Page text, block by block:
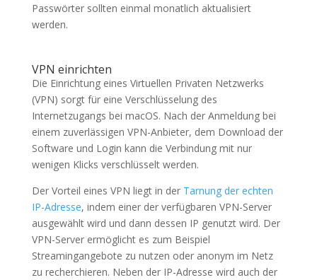
Passwörter sollten einmal monatlich aktualisiert
werden.
VPN einrichten
Die Einrichtung eines Virtuellen Privaten Netzwerks
(VPN) sorgt für eine Verschlüsselung des
Internetzugangs bei macOS. Nach der Anmeldung bei
einem zuverlässigen VPN-Anbieter, dem Download der
Software und Login kann die Verbindung mit nur
wenigen Klicks verschlüsselt werden.
Der Vorteil eines VPN liegt in der Tarnung der echten
IP-Adresse, indem einer der verfügbaren VPN-Server
ausgewählt wird und dann dessen IP genutzt wird. Der
VPN-Server ermöglicht es zum Beispiel
Streamingangebote zu nutzen oder anonym im Netz
zu recherchieren. Neben der IP-Adresse wird auch der